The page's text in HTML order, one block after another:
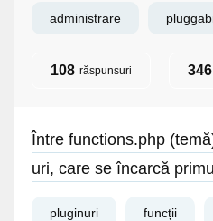
administrare
108 răspunsuri 346
Între functions.php
uri, care se încarcă
pluginuri funcții